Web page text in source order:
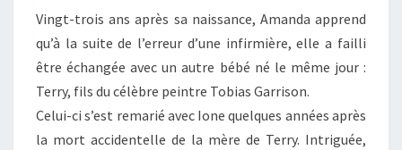
Vingt-trois ans après sa naissance, Amanda apprend
qu’à la suite de l’erreur d’une infirmière, elle a failli
être échangée avec un autre bébé né le même jour :
Terry, fils du célèbre peintre Tobias Garrison.
Celui-ci s’est remarié avec Ione quelques années après
la mort accidentelle de la mère de Terry. Intriguée,